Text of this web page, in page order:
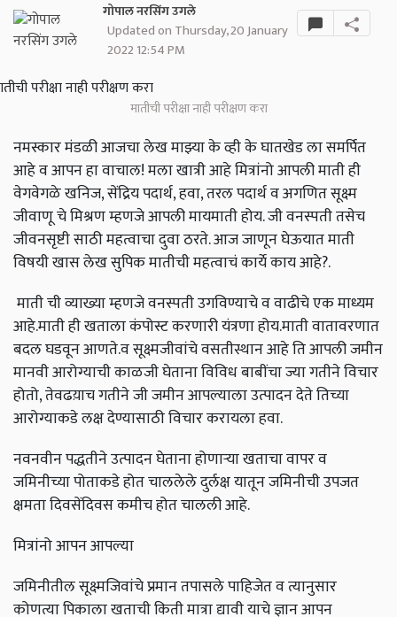
गोपाल नरसिंग उगले
Updated on Thursday, 20 January
2022 12:54 PM
मातीची परीक्षा नाही परीक्षण करा
नमस्कार मंडळी आजचा लेख माझ्या के व्ही के घातखेड ला समर्पित
आहे व आपन हा वाचाल! मला खात्री आहे मित्रांनो आपली माती ही
वेगवेगळे खनिज, सेंद्रिय पदार्थ, हवा, तरल पदार्थ व अगणित सूक्ष्म
जीवाणू चे मिश्रण म्हणजे आपली मायमाती होय. जी वनस्पती तसेच
जीवनसृष्टी साठी महत्वाचा दुवा ठरते. आज जाणून घेऊयात माती
विषयी खास लेख सुपिक मातीची महत्वाचं कार्ये काय आहे?.
माती ची व्याख्या म्हणजे वनस्पती उगविण्याचे व वाढीचे एक माध्यम
आहे.माती ही खताला कंपोस्ट करणारी यंत्रणा होय.माती वातावरणात
बदल घडवून आणते.व सूक्ष्मजीवांचे वसतीस्थान आहे ति आपली जमीन
मानवी आरोग्याची काळजी घेताना विविध बाबींचा ज्या गतीने विचार
होतो, तेवढय़ाच गतीने जी जमीन आपल्याला उत्पादन देते तिच्या
आरोग्याकडे लक्ष देण्यासाठी विचार करायला हवा.
नवनवीन पद्धतीने उत्पादन घेताना होणाऱ्या खताचा वापर व
जमिनीच्या पोताकडे होत चाललेले दुर्लक्ष यातून जमिनीची उपजत
क्षमता दिवसेंदिवस कमीच होत चालली आहे.
मित्रांनो आपन आपल्या
जमिनीतील सूक्ष्मजिवांचे प्रमान तपासले पाहिजेत व त्यानुसार
कोणत्या पिकाला खताची किती मात्रा द्यावी याचे ज्ञान आपन